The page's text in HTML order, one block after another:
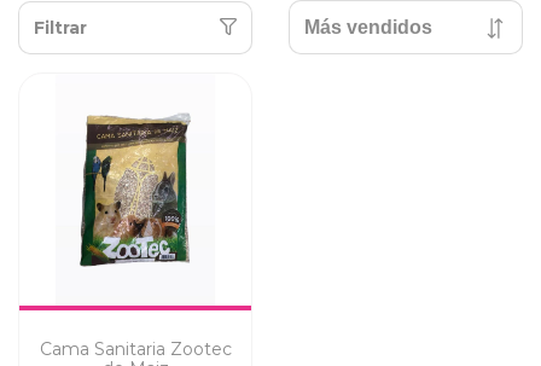
Filtrar
Cama Sanitaria Zootec